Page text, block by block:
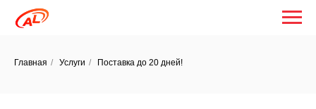
Главная / Услуги / Поставка до 20 дней!